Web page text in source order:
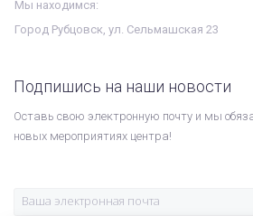
Мы находимся:
Город Рубцовск, ул. Сельмашская 23
Подпишись на наши новости
Оставь свою электронную почту и мы
новых мероприятиях центра!